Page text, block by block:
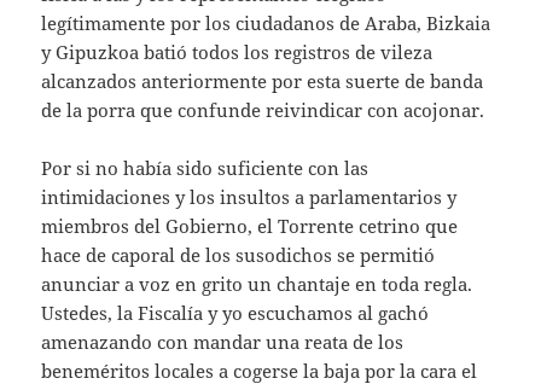
legítimamente por los ciudadanos de Araba, Bizkaia
y Gipuzkoa batió todos los registros de vileza
alcanzados anteriormente por esta suerte de banda
de la porra que confunde reivindicar con acojonar.
Por si no había sido suficiente con las
intimidaciones y los insultos a parlamentarios y
miembros del Gobierno, el Torrente cetrino que
hace de caporal de los susodichos se permitió
anunciar a voz en grito un chantaje en toda regla.
Ustedes, la Fiscalía y yo escuchamos al gachó
amenazando con mandar una reata de los
beneméritos locales a cogerse la baja por la cara el